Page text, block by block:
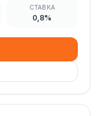
СТАВКА
0,8%